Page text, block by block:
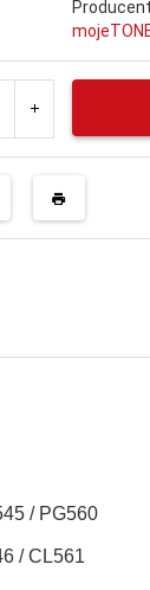
/ PG560
/ CL561